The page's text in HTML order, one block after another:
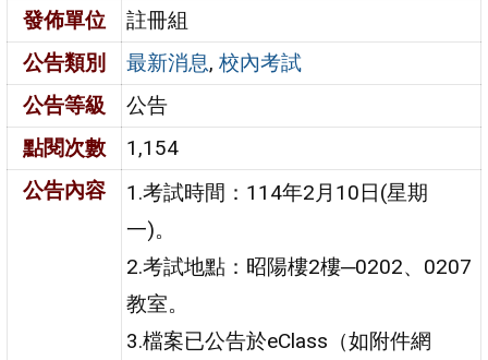
發佈單位
註冊組
公告類別
最新消息,校內考試
公告等級
公告
點閱次數
1,154
公告內容
1.考試時間：114年2月10日(星期
一)。
2.考試地點：昭陽樓2樓─0202、0207
教室。
3.檔案已公告於eClass（如附件網